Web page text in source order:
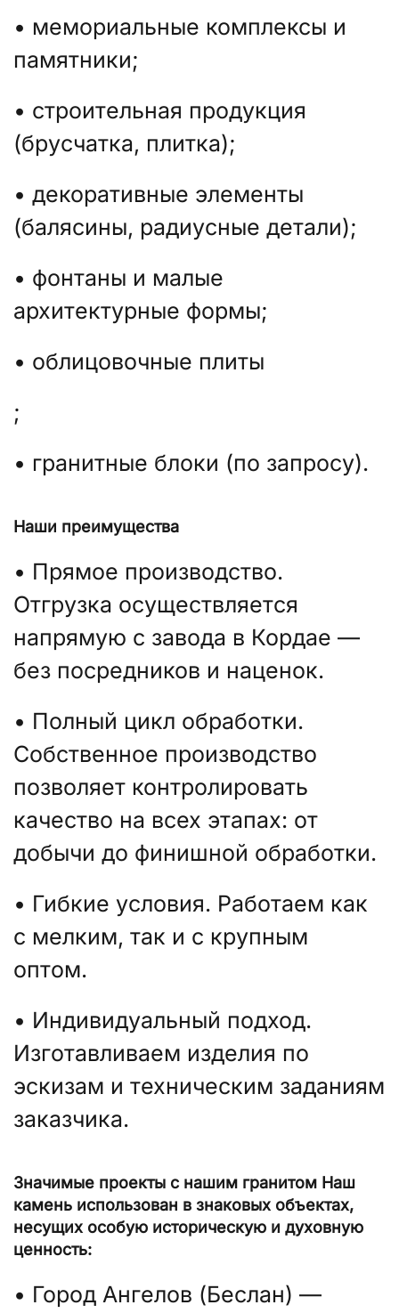
• мемориальные комплексы и
памятники;
• строительная продукция
(брусчатка, плитка);
• декоративные элементы
(балясины, радиусные детали);
• фонтаны и малые
архитектурные формы;
• облицовочные плиты
;
• гранитные блоки (по запросу).
Наши преимущества
• Прямое производство.
Отгрузка осуществляется
напрямую с завода в Кордае —
без посредников и наценок.
• Полный цикл обработки.
Собственное производство
позволяет контролировать
качество на всех этапах: от
добычи до финишной обработки.
• Гибкие условия. Работаем как
с мелким, так и с крупным
оптом.
• Индивидуальный подход.
Изготавливаем изделия по
эскизам и техническим заданиям
заказчика.
Значимые проекты с нашим гранитом Наш
камень использован в знаковых объектах,
несущих особую историческую и духовную
ценность:
• Город Ангелов (Беслан) —